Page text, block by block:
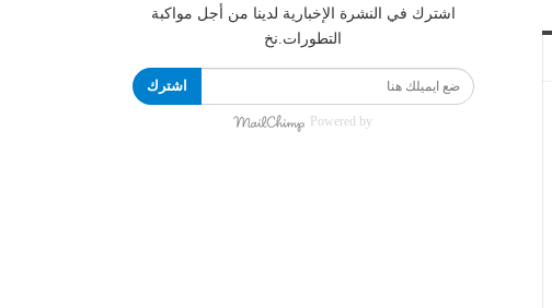
اشترك في النشرة الإخبارية لدينا من أجل مواكبة
التطورات.نخ
اشترك
Powered by